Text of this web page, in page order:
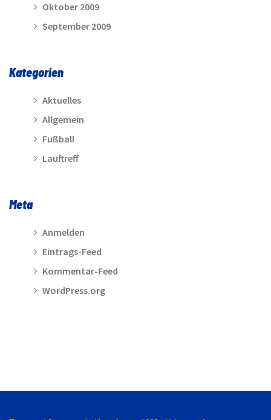
Oktober 2009
September 2009
Kategorien
Aktuelles
Allgemein
Fußball
Lauftreff
Meta
Anmelden
Eintrags-Feed
Kommentar-Feed
WordPress.org